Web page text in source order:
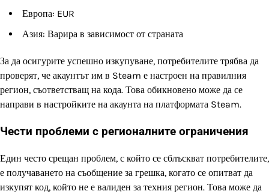
Европа: EUR
Азия: Варира в зависимост от страната
За да осигурите успешно изкупуване, потребителите трябва да
проверят, че акаунтът им в Steam е настроен на правилния
регион, съответстващ на кода. Това обикновено може да се
направи в настройките на акаунта на платформата Steam.
Чести проблеми с регионалните ограничения
Един често срещан проблем, с който се сблъскват потребителите,
е получаването на съобщение за грешка, когато се опитват да
изкупят код, който не е валиден за техния регион. Това може да